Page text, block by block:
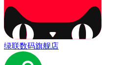
绿联数码旗舰店